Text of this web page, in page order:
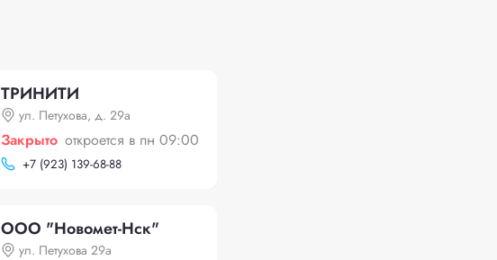
ТРИНИТИ
ул. Петухова, д. 29а
Закрыто откроется в пн 09:00
+7 (923) 139-68-88
ООО "Новомет-Нск"
ул. Петухова 29а